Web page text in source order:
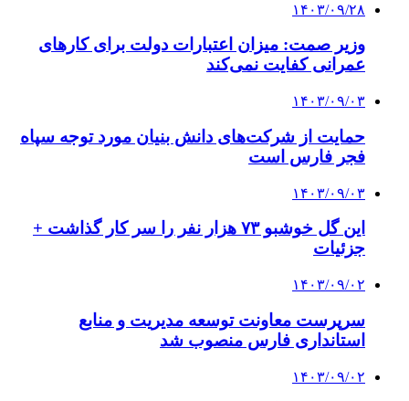
۱۴۰۳/۰۹/۲۸
وزیر صمت: میزان اعتبارات دولت برای کارهای
عمرانی کفایت نمی‌کند
۱۴۰۳/۰۹/۰۳
حمایت از شرکت‌های دانش بنیان مورد توجه سپاه
فجر فارس است
۱۴۰۳/۰۹/۰۳
این گل خوشبو ۷۳ هزار نفر را سر کار گذاشت +
جزئیات
۱۴۰۳/۰۹/۰۲
سرپرست معاونت توسعه مدیریت و منابع
استانداری فارس منصوب شد
۱۴۰۳/۰۹/۰۲